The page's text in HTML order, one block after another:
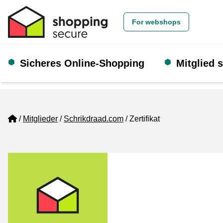
For webshops
Sicheres Online-Shopping Mitglied
Home
Mitglieder Schrikdraad.com Zertifikat